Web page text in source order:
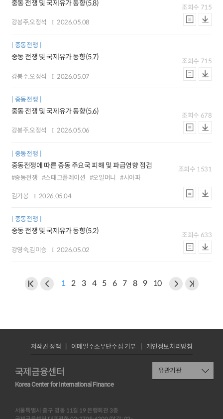
중동 전쟁 및 국제유가 동향(5.8) 조회수 715
강봉주,오정석
2026.05.08
중동전쟁
중동 전쟁 및 국제유가 동향(5.7) 조회수 715
강봉주,오정석
2026.05.07
중동전쟁
중동 전쟁 및 국제유가 동향(5.6) 조회수 678
강봉주,오정석
2026.05.06
중동전쟁
중동전쟁에 따른 중동 주요국 피해 및 파급영향 점검 조회수 1531
#중동전쟁 #스태그플레이션 #오일머니 #시아파
김기봉 2026.05.04
중동전쟁
중동 전쟁 및 국제유가 동향(5.2) 조회수 633
강영숙,김미승
2026.05.02
1 2 3 4 5 6 7 8 9 10
국제금융센터
Korea Center for International Finance
서울특별시 중구 명동 11길 19 은행회관 3층
저작권 정책 이메일주소무단수집 거부 개인정보처리방침
유관기관